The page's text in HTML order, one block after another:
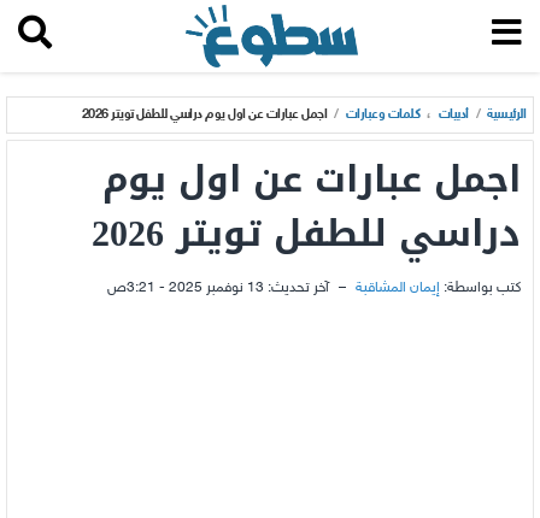
الرئيسية / أدبيات ، كلمات وعبارات / اجمل عبارات عن اول يوم دراسي للطفل تويتر 2026
اجمل عبارات عن اول يوم
دراسي للطفل تويتر 2026
كتب بواسطة: إيمان المشاقبة – آخر تحديث: 13 نوفمبر 2025 - 3:21ص